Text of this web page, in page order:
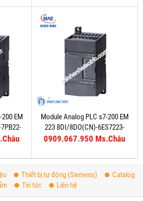
EM
Module Analog PLC s7-200 EM
223 8DI/8DO(CN)-6ES7223-
1PH22-0XA8
0909.067.950 Ms.Châu
Thiết bị tự động (Siemens)
Catalog
Tin tức Liên hệ